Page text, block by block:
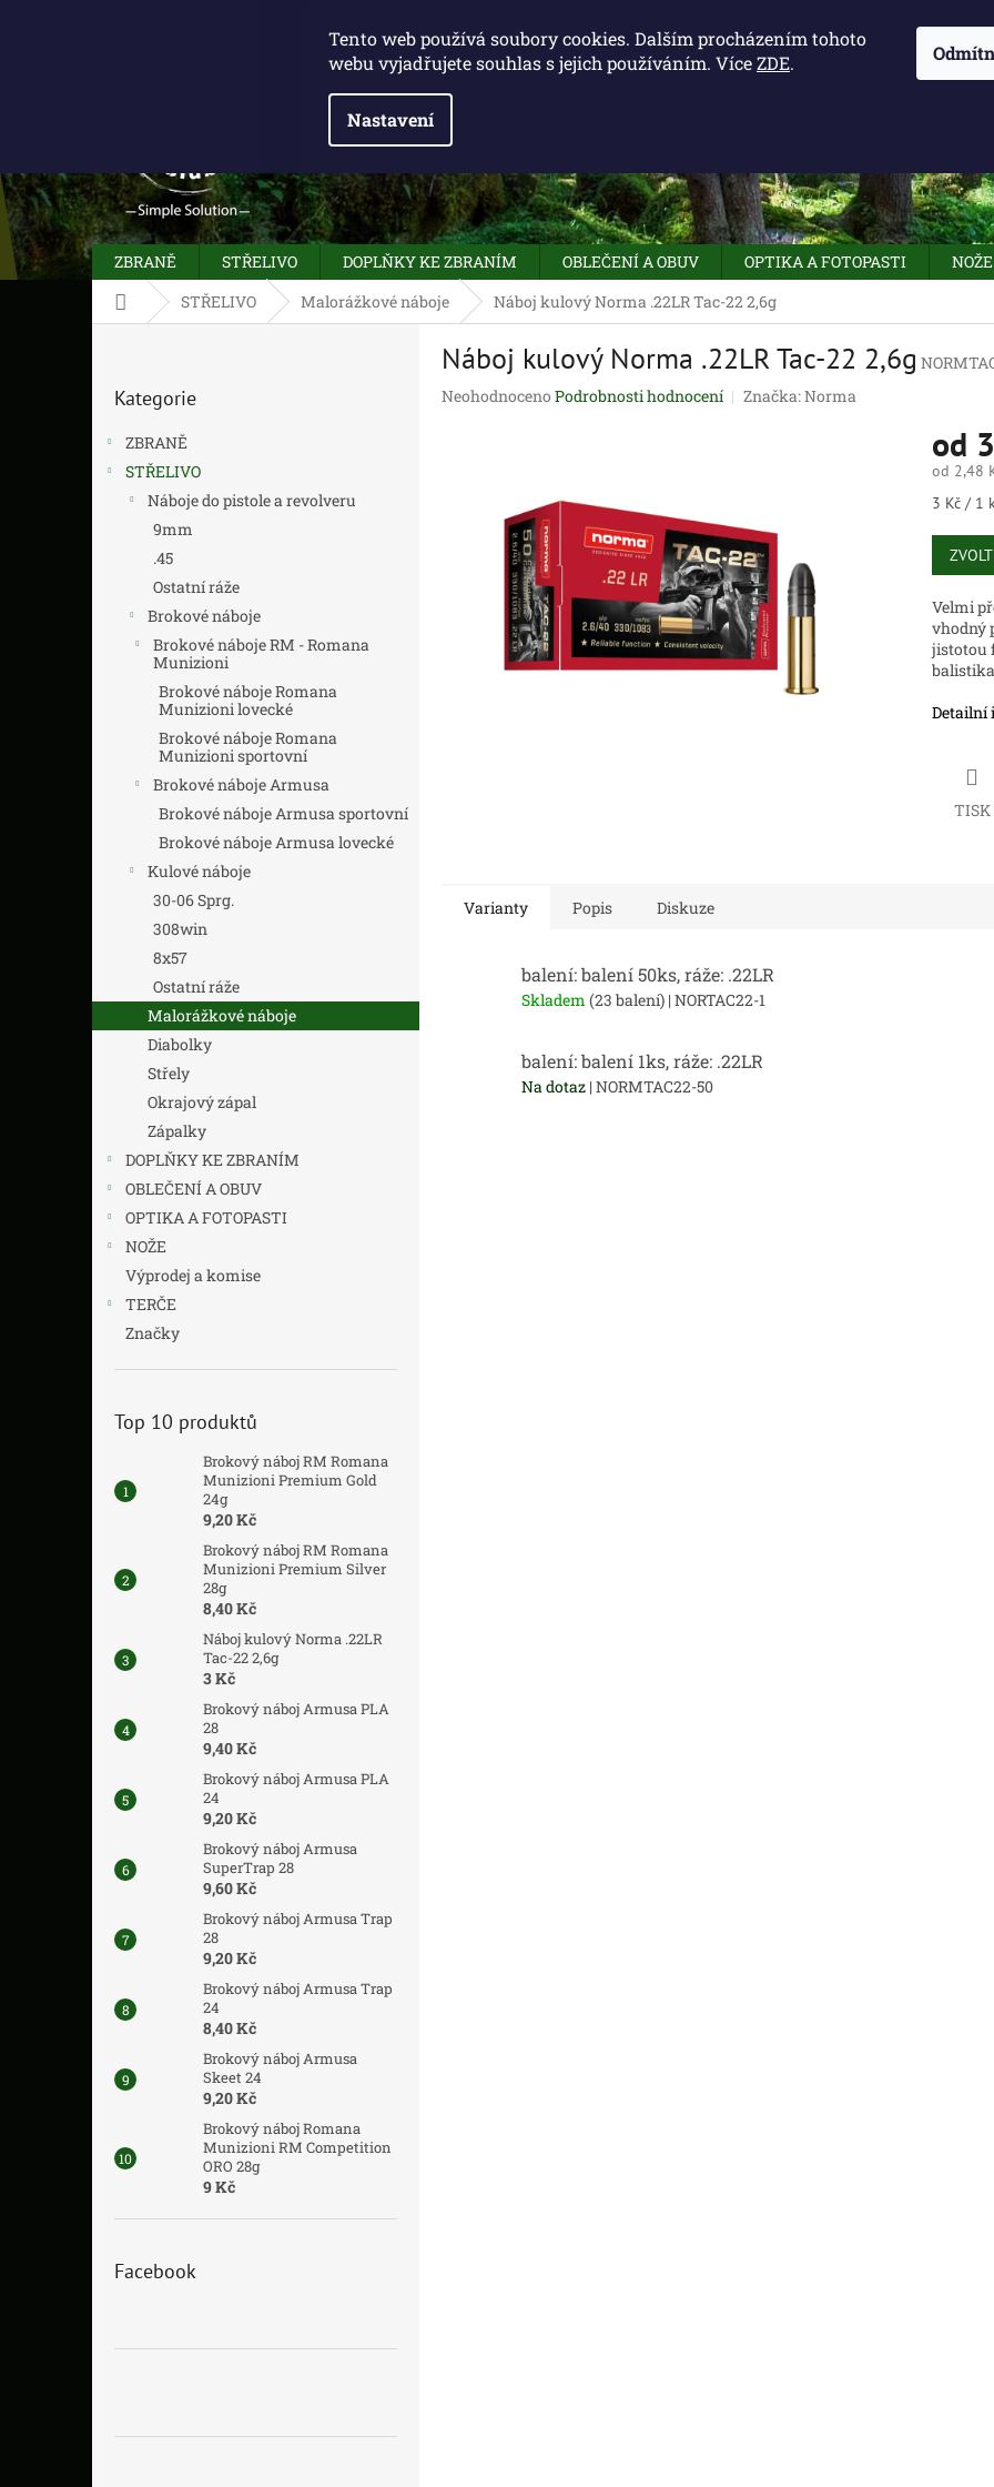
Tento web používá soubory cookies. Dalším procházením tohoto
webu vyjadřujete souhlas s jejich používáním. VíceZDE.
Nastavení
ZBRANĚ STŘELIVO DOPLŇKY KE ZBRANÍM OBLEČENÍ A OBUV OPTIKA A FOTOPASTI NOŽE
Domů STŘELIVO Malorážkové náboje Náboj kulový Norma .22LR Tac-22 2,6g
kategorie
Kategorie
ZBRANĚ
STŘELIVO
Náboje do pistole a revolveru
9mm
.45
Ostatní ráže
Brokové náboje
Brokové náboje RM - Romana
Munizioni
Brokové náboje Romana
Munizioni lovecké
Brokové náboje Romana
Munizioni sportovní
Brokové náboje Armusa
Brokové náboje Armusa sportovní
Brokové náboje Armusa lovecké
Kulové náboje
30-06 Sprg.
308win
8x57
Ostatní ráže
Malorážkové náboje
Diabolky
Střely
Okrajový zápal
Zápalky
DOPLŇKY KE ZBRANÍM
OBLEČENÍ A OBUV
OPTIKA A FOTOPASTI
NOŽE
Výprodej a komise
TERČE
Značky
Top 10 produktů
Brokový náboj RM Romana
Munizioni Premium Gold
24g
9,20 Kč
Brokový náboj RM Romana
Munizioni Premium Silver
28g
8,40 Kč
Náboj kulový Norma .22LR
Tac-22 2,6g
3 Kč
Brokový náboj Armusa PLA
28
9,40 Kč
Brokový náboj Armusa PLA
24
9,20 Kč
Brokový náboj Armusa
SuperTrap 28
9,60 Kč
Brokový náboj Armusa Trap
28
9,20 Kč
Brokový náboj Armusa Trap
24
8,40 Kč
Brokový náboj Armusa
Skeet 24
9,20 Kč
Brokový náboj Romana
Munizioni RM Competition
ORO 28g
9 Kč
Facebook
Náboj kulový Norma .22LR Tac-22 2,6g
Průměrné
hvězdiček.
Neohodnoceno Podrobnosti hodnocení Značka:Norma
od
od 2,48
Měrná
3 Kč / 1
Velmi
vhodný
jistotou
Detailní
TISK
Varianty Popis Diskuze
balení: balení 50ks, ráže: .22LR
Skladem (23 balení) | NORTAC22-1
balení: balení 1ks, ráže: .22LR
Na dotaz | NORMTAC22-50